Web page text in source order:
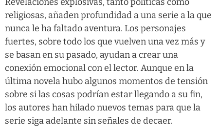
religiosas, añaden profundidad a una serie a la que
nunca le ha faltado aventura. Los personajes
fuertes, sobre todo los que vuelven una vez más y
se basan en su pasado, ayudan a crear una
conexión emocional con el lector. Aunque en la
última novela hubo algunos momentos de tensión
sobre si las cosas podrían estar llegando a su fin,
los autores han hilado nuevos temas para que la
serie siga adelante sin señales de decaer.